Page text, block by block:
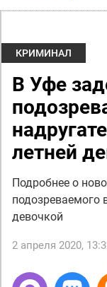
КРИМИНАЛ
В Уфе
летней
Подробнее о
подозреваемого
девочкой
2 апреля 2020,